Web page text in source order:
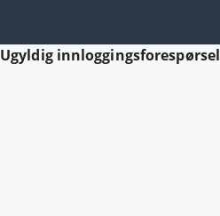
Ugyldig innloggingsforespørsel